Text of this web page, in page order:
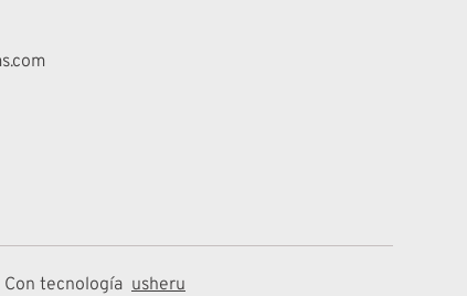
Con tecnología usheru